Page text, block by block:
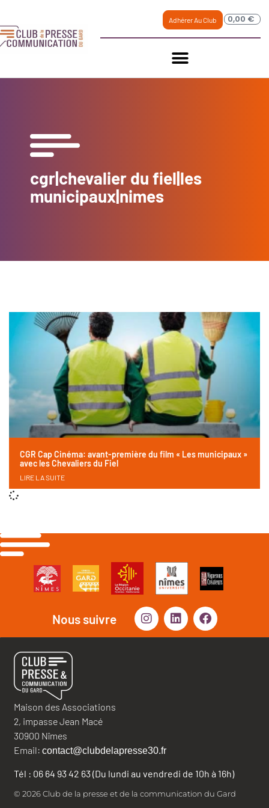
Adhérer Au Club 0,00 €
cgr|chevalier du fiel|les
municipaux|nimes
CGR Cap Cinéma: avant-première du film « Les municipaux »
avec les Chevaliers du Fiel
LIRE LA SUITE
Nous suivre
Maison des Associations
2, impasse Jean Macé
30900 Nîmes
Email: contact@clubdelapresse30.fr
Tél : 06 64 93 42 63 (Du lundi au vendredi de 10h à 16h)
© 2026 Club de la presse et de la communication du Gard